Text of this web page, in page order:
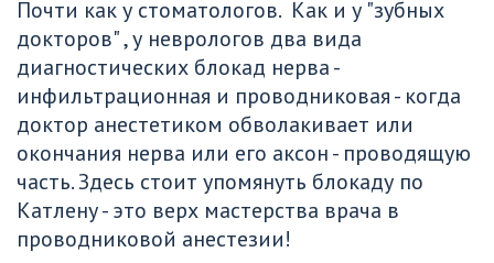
Почти как у стоматологов.  Как и у "зубных
докторов" , у неврологов два вида
диагностических блокад нерва -
инфильтрационная и проводниковая - когда
доктор анестетиком обволакивает или
окончания нерва или его аксон - проводящую
часть. Здесь стоит упомянуть блокаду по
Катлену - это верх мастерства врача в
проводниковой анестезии!